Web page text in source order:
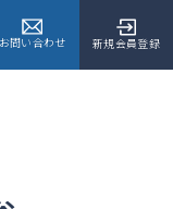
お問い合わせ 新規会員登録